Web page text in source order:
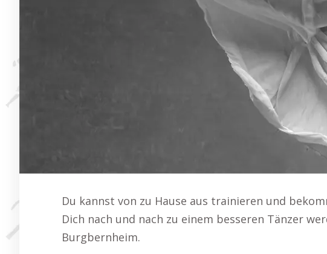
Du kannst von zu Hause aus trainieren und
Dich nach und nach zu einem besseren Tänzer
Burgbernheim.